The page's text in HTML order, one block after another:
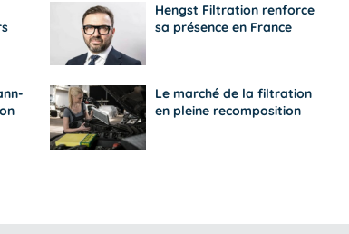
Hengst Filtration renforce
sa présence en France
Le marché de la filtration
en pleine recomposition